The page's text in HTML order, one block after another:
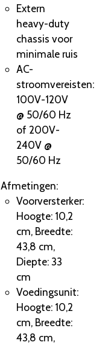
Extern
heavy-duty
chassis voor
minimale ruis
AC-
stroomvereisten:
100V-120V
@ 50/60 Hz
of 200V-
240V @
50/60 Hz
Afmetingen:
Voorversterker:
Hoogte: 10,2
cm, Breedte:
43,8 cm,
Diepte: 33
cm
Voedingsunit:
Hoogte: 10,2
cm, Breedte:
43,8 cm,